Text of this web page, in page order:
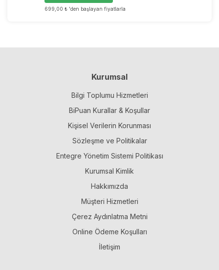
699,00 ₺ 'den başlayan fiyatlarla
Kurumsal
Bilgi Toplumu Hizmetleri
BiPuan Kurallar & Koşullar
Kişisel Verilerin Korunması
Sözleşme ve Politikalar
Entegre Yönetim Sistemi Politikası
Kurumsal Kimlik
Hakkımızda
Müşteri Hizmetleri
Çerez Aydınlatma Metni
Online Ödeme Koşulları
İletişim